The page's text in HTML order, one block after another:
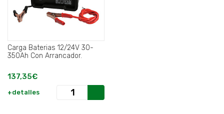
Carga Baterias 12/24V 30-
350Ah Con Arrancador.
137,35€
+detalles